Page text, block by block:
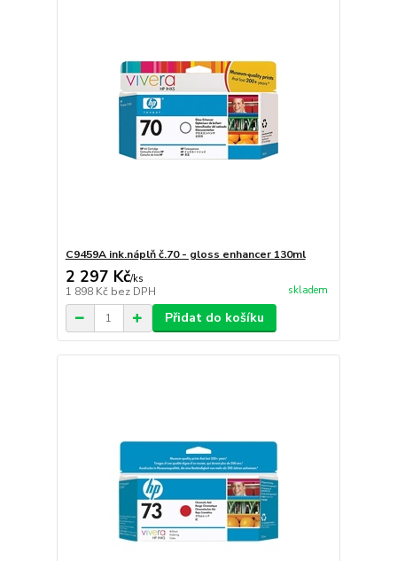
C9459A ink.náplň č.70 - gloss enhancer 130ml
2 297 Kč/ks
1 898 Kč bez DPH skladem
Přidat do košíku